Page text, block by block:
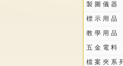
製 圖 儀 器
標 示 用 品
教 學 用 品
五 金 電 料
檔 案 夾 系